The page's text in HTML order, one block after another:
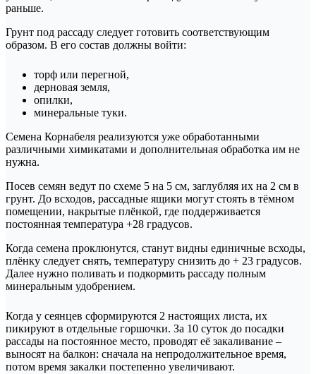
раньше.
Грунт под рассаду следует готовить соответствующим
образом. В его состав должны войти:
торф или перегной,
дерновая земля,
опилки,
минеральные туки.
Семена Корнабеля реализуются уже обработанными
различными химикатами и дополнительная обработка им не
нужна.
Посев семян ведут по схеме 5 на 5 см, заглубляя их на 2 см в
грунт. До всходов, рассадные ящики могут стоять в тёмном
помещении, накрытые плёнкой, где поддерживается
постоянная температура +28 градусов.
Когда семена проклюнутся, станут видны единичные всходы,
плёнку следует снять, температуру снизить до + 23 градусов.
Далее нужно поливать и подкормить рассаду полным
минеральным удобрением.
Когда у сеянцев сформируются 2 настоящих листа, их
пикируют в отдельные горшочки. За 10 суток до посадки
рассады на постоянное место, проводят её закаливание –
выносят на балкон: сначала на непродолжительное время,
потом время закалки постепенно увеличивают.